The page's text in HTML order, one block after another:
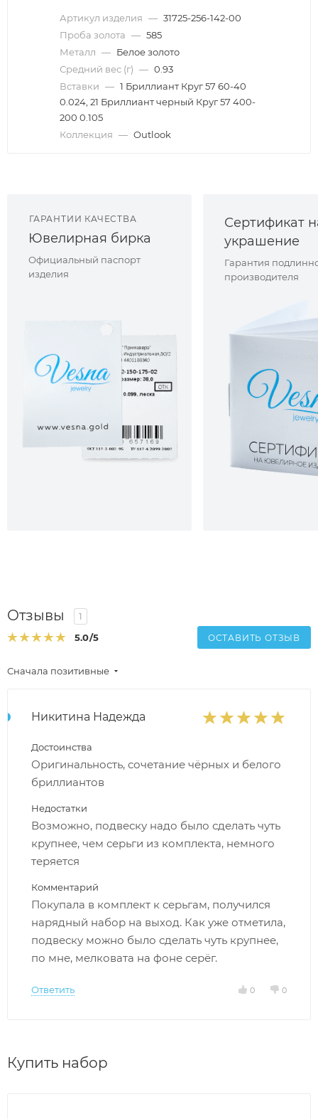
Артикул изделия — 31725-256-142-00
Проба золота — 585
Металл — Белое золото
Средний вес (г) — 0.93
Вставки — 1 Бриллиант Круг 57 60-40
0.024, 21 Бриллиант черный Круг 57 400-
200 0.105
Коллекция — Outlook
ГАРАНТИИ КАЧЕСТВА
Ювелирная бирка
Официальный паспорт
изделия
Сертификат
украшение
Гарантия
производителя
Отзывы
1
5.0/5 ОСТАВИТЬ ОТЗЫВ
Сначала позитивные
Никитина Надежда
Достоинства
Оригинальность, сочетание чёрных и белого
бриллиантов
Недостатки
Возможно, подвеску надо было сделать чуть
крупнее, чем серьги из комплекта, немного
теряется
Комментарий
Покупала в комплект к серьгам, получился
нарядный набор на выход. Как уже отметила,
подвеску можно было сделать чуть крупнее,
по мне, мелковата на фоне серёг.
Ответить 0 0
Купить набор